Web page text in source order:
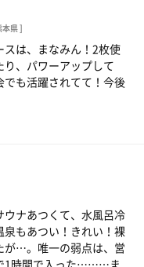
本県 ]
は、まなみん！2枚使
、パワーアップして
も活躍されてて！今後
ナあつくて、水風呂冷
もあつい！きれい！裸
が…。唯一の弱点は、営
1時間で入った………ま